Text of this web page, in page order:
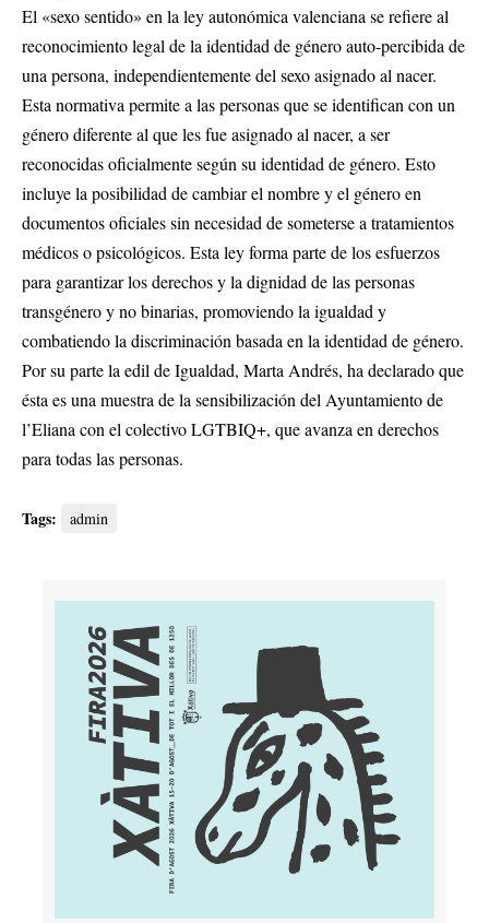
El «sexo sentido» en la ley autonómica valenciana se refiere al
reconocimiento legal de la identidad de género auto-percibida de
una persona, independientemente del sexo asignado al nacer.
Esta normativa permite a las personas que se identifican con un
género diferente al que les fue asignado al nacer, a ser
reconocidas oficialmente según su identidad de género. Esto
incluye la posibilidad de cambiar el nombre y el género en
documentos oficiales sin necesidad de someterse a tratamientos
médicos o psicológicos. Esta ley forma parte de los esfuerzos
para garantizar los derechos y la dignidad de las personas
transgénero y no binarias, promoviendo la igualdad y
combatiendo la discriminación basada en la identidad de género.
Por su parte la edil de Igualdad, Marta Andrés, ha declarado que
ésta es una muestra de la sensibilización del Ayuntamiento de
l’Eliana con el colectivo LGTBIQ+, que avanza en derechos
para todas las personas.
Tags: admin